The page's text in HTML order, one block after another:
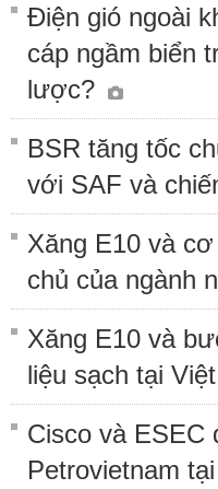
Điện gió ngoài
cáp ngầm biển
lược?
BSR tăng tốc
với SAF và
Xăng E10 và
chủ của ngành
Xăng E10 và
liệu sạch tại
Cisco và ESEC
Petrovietnam